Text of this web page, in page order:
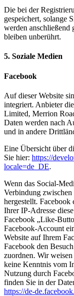
Die bei der
gespeichert, solange
werden anschließend
bleiben unberührt.
5. Soziale Medien
Facebook
Auf dieser Website
integriert. Anbieter
Limited, Merrion
Daten werden nach
und in andere
Eine Übersicht über
Sie hier: https://
locale=de_DE.
Wenn das Social-
Verbindung
hergestellt.
Ihrer IP-Adresse
Facebook „Like-
Facebook-Account
Website auf Ihrem
Facebook den
zuordnen. Wir
keine Kenntnis vom
Nutzung durch
finden Sie in der
https://de-